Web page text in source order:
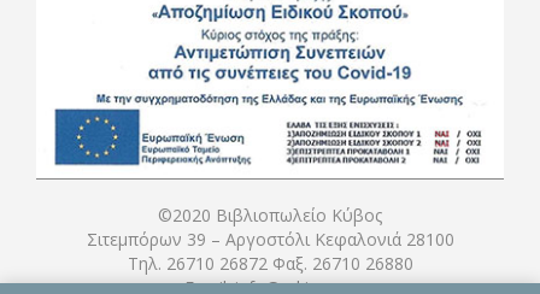
©2020 Βιβλιοπωλείο Κύβος
Σιτεμπόρων 39 – Αργοστόλι Κεφαλονιά 28100
Τηλ. 26710 26872 Φαξ. 26710 26880
Email: info@e-kivos.gr